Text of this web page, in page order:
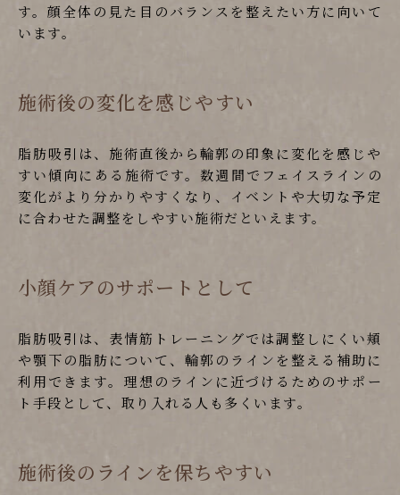
す。顔全体の見た目のバランスを整えたい方に向いて
います。
施術後の変化を感じやすい
脂肪吸引は、施術直後から輪郭の印象に変化を感じや
すい傾向にある施術です。数週間でフェイスラインの
変化がより分かりやすくなり、イベントや大切な予定
に合わせた調整をしやすい施術だといえます。
小顔ケアのサポートとして
脂肪吸引は、表情筋トレーニングでは調整しにくい頬
や顎下の脂肪について、輪郭のラインを整える補助に
利用できます。理想のラインに近づけるためのサポー
ト手段として、取り入れる人も多くいます。
施術後のラインを保ちやすい